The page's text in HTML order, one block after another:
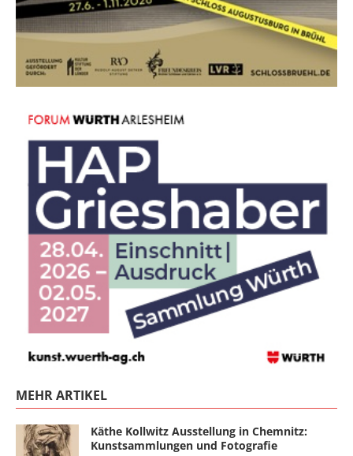
MEHR ARTIKEL
Käthe Kollwitz Ausstellung in Chemnitz:
Kunstsammlungen und Fotografie